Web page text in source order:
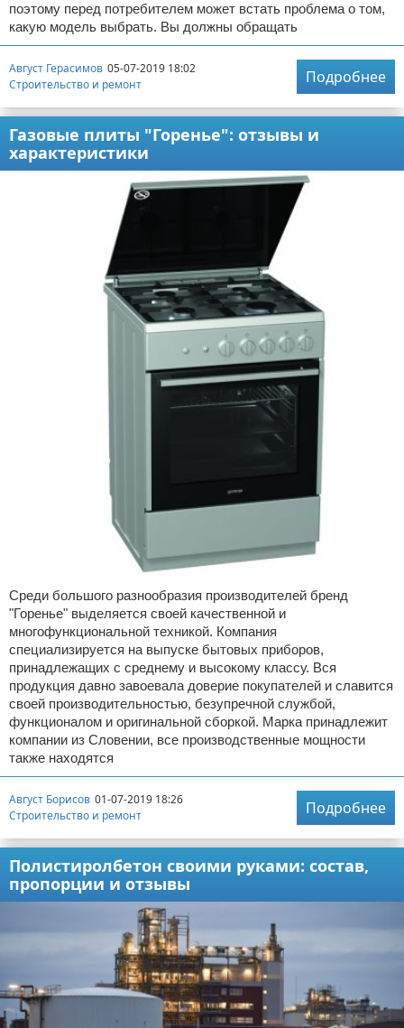
поэтому перед потребителем может встать проблема о том,
какую модель выбрать. Вы должны обращать
Август Герасимов 05-07-2019 18:02
Строительство и ремонт
Подробнее
Газовые плиты "Горенье": отзывы и
характеристики
Среди большого разнообразия производителей бренд
"Горенье" выделяется своей качественной и
многофункциональной техникой. Компания
специализируется на выпуске бытовых приборов,
принадлежащих с среднему и высокому классу. Вся
продукция давно завоевала доверие покупателей и славится
своей производительностью, безупречной службой,
функционалом и оригинальной сборкой. Марка принадлежит
компании из Словении, все производственные мощности
также находятся
Август Борисов 01-07-2019 18:26
Строительство и ремонт
Подробнее
Полистиролбетон своими руками: состав,
пропорции и отзывы